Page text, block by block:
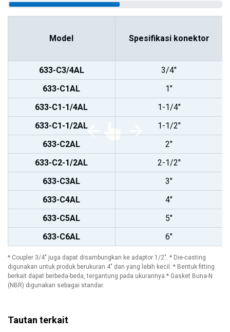
Model Spesifikasi konektor
633-C3/4AL 3/4"
633-C1AL
1"
633-C1-1/4AL
1-1/4"
633-C1-1/2AL
1-1/2"
633-C2AL
2"
633-C2-1/2AL
2-1/2"
633-C3AL
3"
633-C4AL
4"
633-C5AL
5"
633-C6AL
6"
* Coupler 3/4" juga dapat disambungkan ke adaptor 1/2". * Die-casting
digunakan untuk produk berukuran 4" dan yang lebih kecil. * Bentuk fitting
berkait dapat berbeda-beda, tergantung pada ukurannya.* Gasket Buna-N
(NBR) digunakan sebagai standar.
Tautan terkait